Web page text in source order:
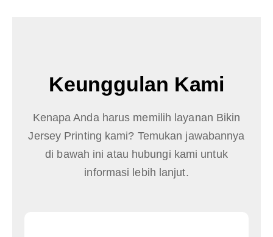
Keunggulan Kami
Kenapa Anda harus memilih layanan Bikin
Jersey Printing kami? Temukan jawabannya
di bawah ini atau hubungi kami untuk
informasi lebih lanjut.